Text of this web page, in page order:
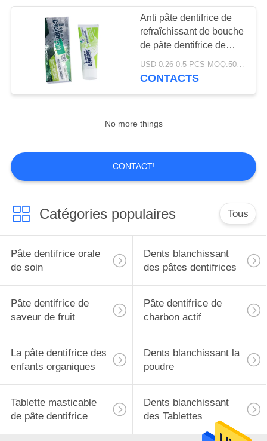
Anti pâte dentifrice de
refraîchissant de bouche
de pâte dentifrice de
mauvaise haleine
d'OEM pour les taches
USD 0.26-0.5 PCS MOQ:500pcs-30000pcs
CONTACTS
No more things
CONTACT!
Catégories populaires Tous
Pâte dentifrice orale
de soin
Dents blanchissant
des pâtes dentifrices
Pâte dentifrice de
saveur de fruit
Pâte dentifrice de
charbon actif
La pâte dentifrice des
enfants organiques
Dents blanchissant la
poudre
Tablette masticable
de pâte dentifrice
Dents blanchissant
des Tablettes